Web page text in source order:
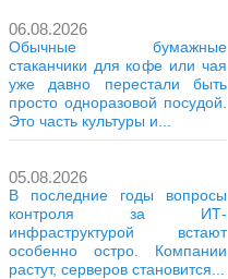
06.08.2026
Обычные бумажные
стаканчики для кофе или чая
уже давно перестали быть
просто одноразовой посудой.
Это часть культуры и...
05.08.2026
В последние годы вопросы
контроля за ИТ-
инфраструктурой встают
особенно остро. Компании
растут, серверов становится...